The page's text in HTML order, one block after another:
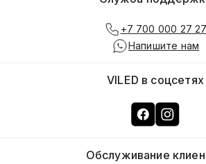
Обслуживание
VILED в соцсетях
+7 700 000 27 27
Напишите нам